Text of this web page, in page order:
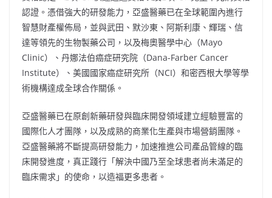
認證。憑借強大的研發能力，亞盛醫藥已在全球範圍內進行
智慧財產權佈局，並與武田、默沙東、阿斯利康、輝瑞、信
達等領先的生物製藥公司，以及梅奧醫學中心（Mayo
Clinic）、丹娜法伯癌症研究院（Dana-Farber Cancer
Institute）、美國國家癌症研究所（NCI）和密西根大學等學
術機構達成全球合作關係。
亞盛醫藥已在原創新藥研發與臨床開發領域建立經驗豐富的
國際化人才團隊，以及成熟的商業化生產與市場營銷團隊。
亞盛醫藥將不斷提高研發能力，加速推進公司產品管線的臨
床開發進度，真正踐行「解決中國乃至全球患者尚未滿足的
臨床需求」的使命，以造福更多患者。